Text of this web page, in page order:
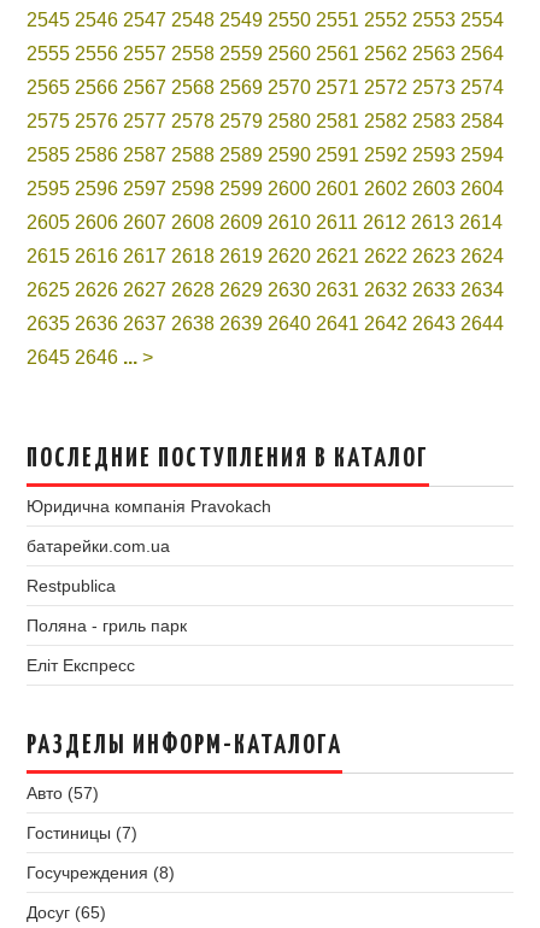
2545 2546 2547 2548 2549 2550 2551 2552 2553 2554
2555 2556 2557 2558 2559 2560 2561 2562 2563 2564
2565 2566 2567 2568 2569 2570 2571 2572 2573 2574
2575 2576 2577 2578 2579 2580 2581 2582 2583 2584
2585 2586 2587 2588 2589 2590 2591 2592 2593 2594
2595 2596 2597 2598 2599 2600 2601 2602 2603 2604
2605 2606 2607 2608 2609 2610 2611 2612 2613 2614
2615 2616 2617 2618 2619 2620 2621 2622 2623 2624
2625 2626 2627 2628 2629 2630 2631 2632 2633 2634
2635 2636 2637 2638 2639 2640 2641 2642 2643 2644
2645 2646 ... >
ПОСЛЕДНИЕ ПОСТУПЛЕНИЯ В КАТАЛОГ
Юридична компанія Pravokach
батарейки.com.ua
Restpublica
Поляна - гриль парк
Еліт Експресс
РАЗДЕЛЫ ИНФОРМ-КАТАЛОГА
Авто (57)
Гостиницы (7)
Госучреждения (8)
Досуг (65)